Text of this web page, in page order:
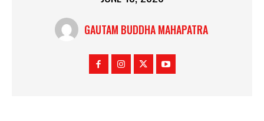
GAUTAM BUDDHA MAHAPATRA